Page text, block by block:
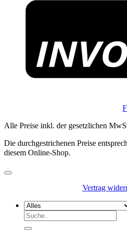
Alle Preise inkl. der gesetzlichen
Die durchgestrichenen Preise
diesem Online-Shop.
Vertrag
Suchen